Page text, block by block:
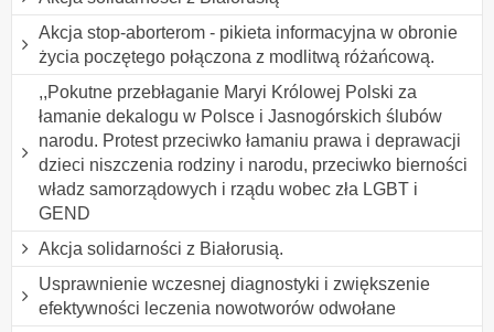
Akcja stop-aborterom - pikieta informacyjna w obronie
życia poczętego połączona z modlitwą różańcową.
,,Pokutne przebłaganie Maryi Królowej Polski za
łamanie dekalogu w Polsce i Jasnogórskich ślubów
narodu. Protest przeciwko łamaniu prawa i deprawacji
dzieci niszczenia rodziny i narodu, przeciwko bierności
władz samorządowych i rządu wobec zła LGBT i
GEND
Akcja solidarności z Białorusią.
Usprawnienie wczesnej diagnostyki i zwiększenie
efektywności leczenia nowotworów odwołane